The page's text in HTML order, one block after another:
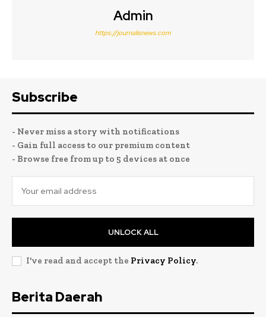
Admin
https://journalisnews.com
Subscribe
- Never miss a story with notifications
- Gain full access to our premium content
- Browse free from up to 5 devices at once
UNLOCK ALL
I've read and accept the Privacy Policy.
Berita Daerah